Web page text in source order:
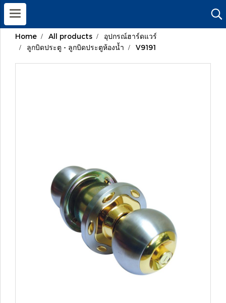
Home All products
อุปกรณ์ฮาร์ดแวร์
ลูกบิดประตู - ลูกบิดประตูห้องน้ำ
V9191